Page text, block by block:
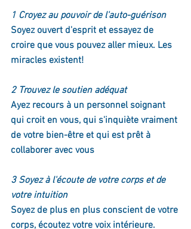
1 Croyez au pouvoir de l'auto-guérison
Soyez ouvert d'esprit et essayez de
croire que vous pouvez aller mieux. Les
miracles existent!
2 Trouvez le soutien adéquat
Ayez recours à un personnel soignant
qui croit en vous, qui s'inquiète vraiment
de votre bien-être et qui est prêt à
collaborer avec vous
3 Soyez à l'écoute de votre corps et de
votre intuition
Soyez de plus en plus conscient de votre
corps, écoutez votre voix intérieure.